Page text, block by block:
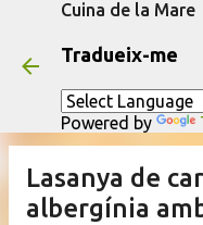
Cuina de la Mare
Tradueix-me
Powered by
Lasanya de
albergínia